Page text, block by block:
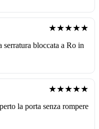
★★★★★
serratura bloccata a Ro in
★★★★★
la porta senza rompere